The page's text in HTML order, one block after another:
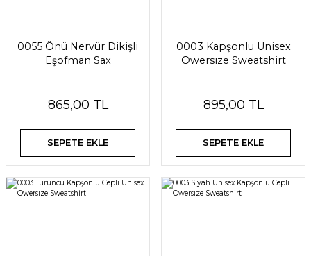
0055 Önü Nervür Dikişli
Eşofman Sax
865,00 TL
SEPETE EKLE
0003 Kapşonlu Unisex
Owersıze Sweatshirt
895,00 TL
SEPETE EKLE